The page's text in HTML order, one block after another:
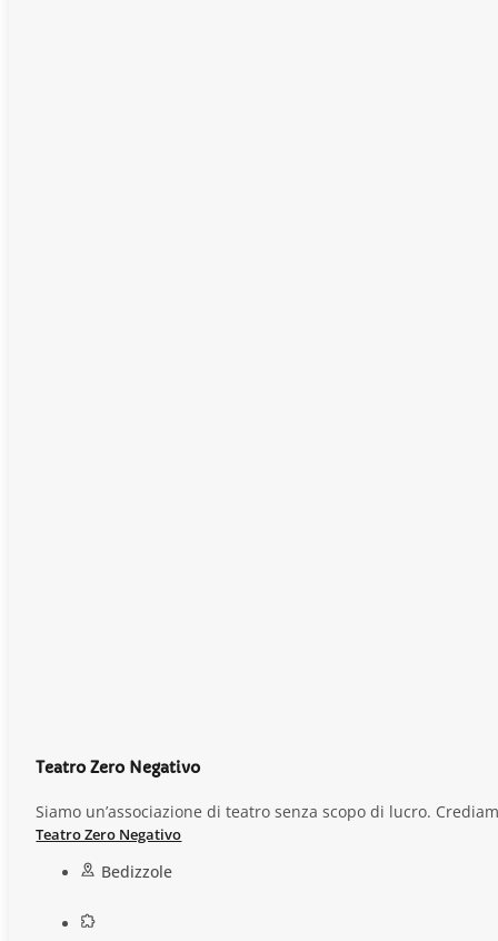
Teatro Zero Negativo
Siamo un’associazione di teatro senza scopo di lucro.
Teatro Zero Negativo
Bedizzole